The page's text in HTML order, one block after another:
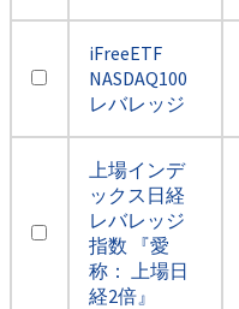
iFreeETF
NASDAQ100
レバレッジ
上場インデ
ックス日経
レバレッジ
指数 『愛
称： 上場日
経2倍』